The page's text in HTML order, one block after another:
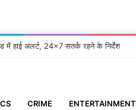
में हाई अलर्ट, 24×7 सतर्क रहने के निर्देश
CRIME ENTERTAINMENT